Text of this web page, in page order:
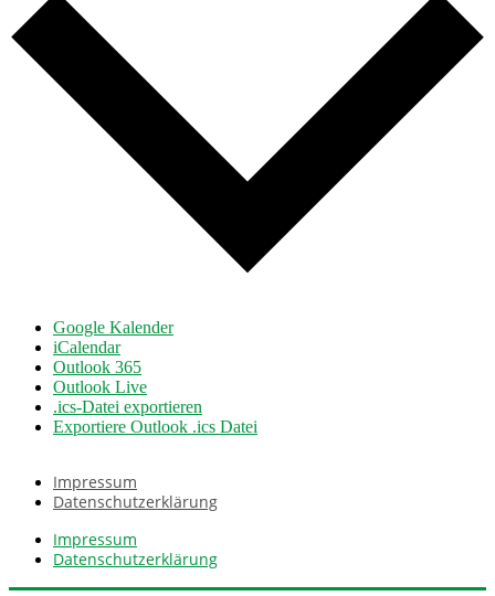
Google Kalender
iCalendar
Outlook 365
Outlook Live
.ics-Datei exportieren
Exportiere Outlook .ics Datei
Impressum
Datenschutzerklärung
Impressum
Datenschutzerklärung